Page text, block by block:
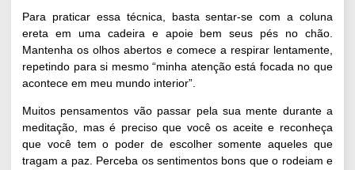
Para praticar essa técnica, basta sentar-se com a coluna
ereta em uma cadeira e apoie bem seus pés no chão.
Mantenha os olhos abertos e comece a respirar lentamente,
repetindo para si mesmo “minha atenção está focada no que
acontece em meu mundo interior”.
Muitos pensamentos vão passar pela sua mente durante a
meditação, mas é preciso que você os aceite e reconheça
que você tem o poder de escolher somente aqueles que
tragam a paz. Perceba os sentimentos bons que o rodeiam e